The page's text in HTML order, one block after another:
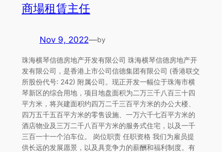
商場租賃主任
Nov 9, 2022—by
珠海横琴信德房地产开发有限公司 珠海横琴信德房地产开
发有限公司，是香港上市公司信德集团有限公司 (香港联交
所股份代号: 242) 附属公司。现正开发一幅位于珠海市横
琴新区的综合用地，项目地盘面积为二万三千八百三十四
平方米，将兴建面积约四万二千三百平方米的办公大楼、
四万五千五百平方米的零售设施、一万六千七百平方米的
酒店物业及三万二千八百平方米的服务式住宅，以及一千
三百一十一个泊车位。 岗位职责 任职资格 我们为雇员提
供长远的发展愿景，以及具竞争力的薪酬和福利制度。有